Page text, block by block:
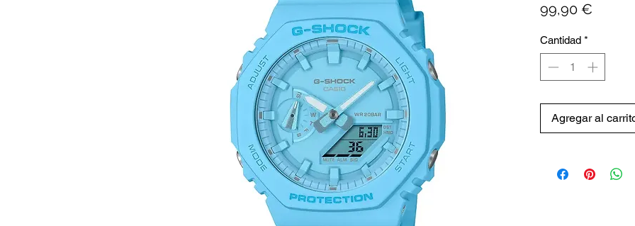
99,90 €
Cantidad *
Agregar al